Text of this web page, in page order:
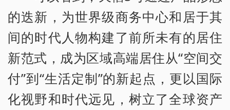
的迭新，为世界级商务中心和居于其
间的时代人物构建了前所未有的居住
新范式，成为区域高端居住从“空间交
付”到“生活定制”的新起点，更以国际
化视野和时代远见，树立了全球资产